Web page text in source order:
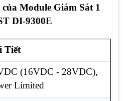
Module Giám Sát 1
DI-9300E
Tiết
(16VDC - 28VDC),
Limited